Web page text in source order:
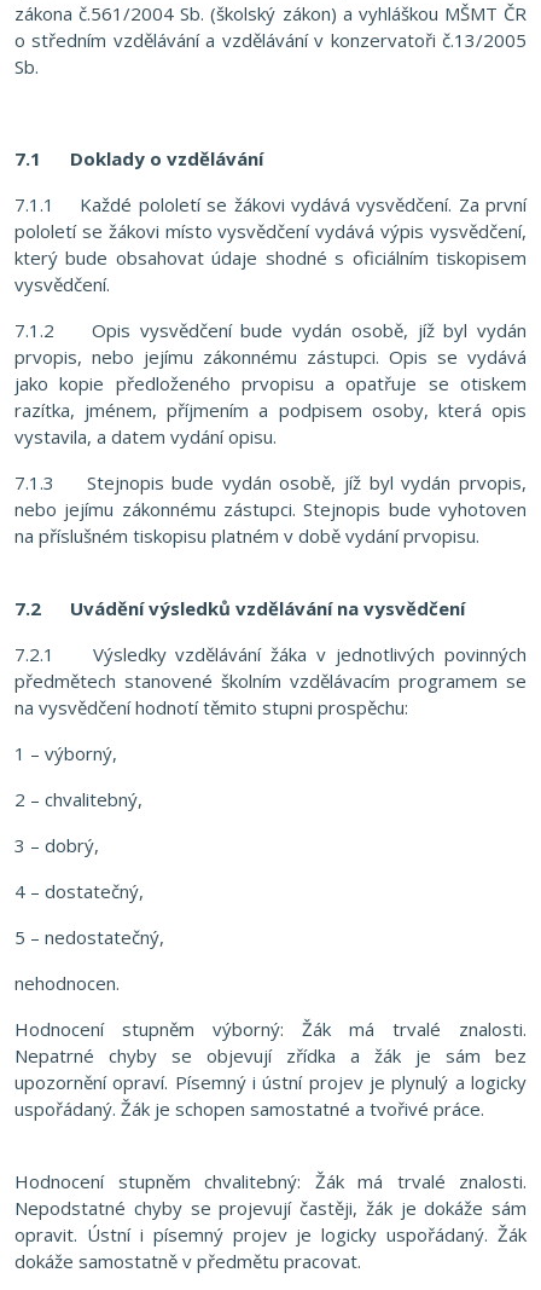
zákona č.561/2004 Sb. (školský zákon) a vyhláškou MŠMT ČR
o středním vzdělávání a vzdělávání v konzervatoři č.13/2005
Sb.
7.1
Doklady o vzdělávání
7.1.1 Každé pololetí se žákovi vydává vysvědčení. Za první
pololetí se žákovi místo vysvědčení vydává výpis vysvědčení,
který bude obsahovat údaje shodné s oficiálním tiskopisem
vysvědčení.
7.1.2 Opis vysvědčení bude vydán osobě, jíž byl vydán
prvopis, nebo jejímu zákonnému zástupci. Opis se vydává
jako kopie předloženého prvopisu a opatřuje se otiskem
razítka, jménem, příjmením a podpisem osoby, která opis
vystavila, a datem vydání opisu.
7.1.3 Stejnopis bude vydán osobě, jíž byl vydán prvopis,
nebo jejímu zákonnému zástupci. Stejnopis bude vyhotoven
na příslušném tiskopisu platném v době vydání prvopisu.
7.2 Uvádění výsledků vzdělávání na vysvědčení
7.2.1 Výsledky vzdělávání žáka v jednotlivých povinných
předmětech stanovené školním vzdělávacím programem se
na vysvědčení hodnotí těmito stupni prospěchu:
1 – výborný,
2 – chvalitebný,
3 – dobrý,
4 – dostatečný,
5 – nedostatečný,
nehodnocen.
Hodnocení stupněm výborný: Žák má trvalé znalosti.
Nepatrné chyby se objevují zřídka a žák je sám bez
upozornění opraví. Písemný i ústní projev je plynulý a logicky
uspořádaný. Žák je schopen samostatné a tvořivé práce.
Hodnocení stupněm chvalitebný: Žák má trvalé znalosti.
Nepodstatné chyby se projevují častěji, žák je dokáže sám
opravit. Ústní i písemný projev je logicky uspořádaný. Žák
dokáže samostatně v předmětu pracovat.